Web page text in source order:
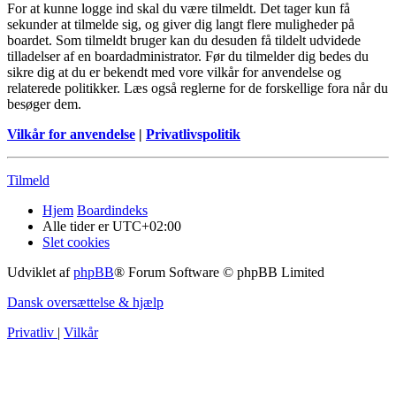
For at kunne logge ind skal du være tilmeldt. Det tager kun få
sekunder at tilmelde sig, og giver dig langt flere muligheder på
boardet. Som tilmeldt bruger kan du desuden få tildelt udvidede
tilladelser af en boardadministrator. Før du tilmelder dig bedes du
sikre dig at du er bekendt med vore vilkår for anvendelse og
relaterede politikker. Læs også reglerne for de forskellige fora når du
besøger dem.
Vilkår for anvendelse | Privatlivspolitik
Tilmeld
Hjem Boardindeks
Alle tider erUTC+02:00
Slet cookies
Udviklet afphpBB® Forum Software © phpBB Limited
Dansk oversættelse & hjælp
Privatliv | Vilkår